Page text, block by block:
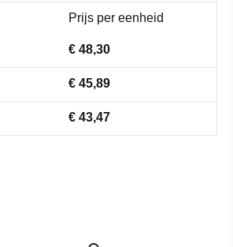
Prijs per eenheid
€ 48,30
€ 45,89
€ 43,47